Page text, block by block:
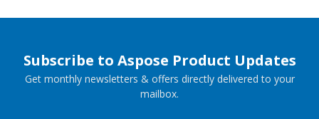
Subscribe to Aspose Product Updates
Get monthly newsletters & offers directly delivered to your
mailbox.